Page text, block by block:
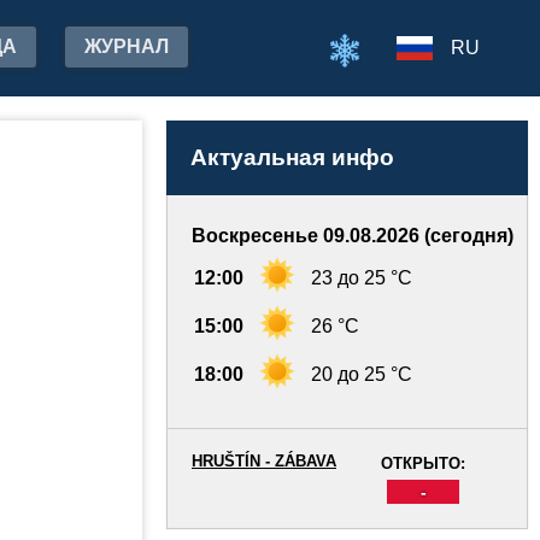
ЖУРНАЛ RU
Актуальная инфо
Воскресенье 09.08.2026 (сегодня)
12:00 23 до 25 °C
15:00 26 °C
18:00 20 до 25 °C
ОТКРЫТО:
-
HRUŠTÍN - ZÁBAVA